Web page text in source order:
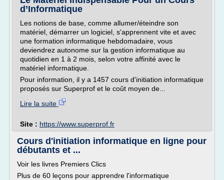
d’Informatique
Les notions de base, comme allumer/éteindre son
matériel, démarrer un logiciel, s'apprennent vite et avec
une formation informatique hebdomadaire, vous
deviendrez autonome sur la gestion informatique au
quotidien en 1 à 2 mois, selon votre affinité avec le
matériel informatique.
Pour information, il y a 1457 cours d'initiation informatique
proposés sur Superprof et le coût moyen de...
Lire la suite
Site : https://www.superprof.fr
Cours d'initiation informatique en ligne pour
débutants et ...
Voir les livres Premiers Clics
Plus de 60 leçons pour apprendre l'informatique